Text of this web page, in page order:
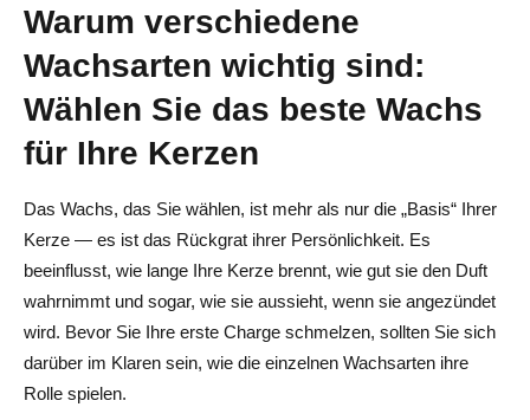
Nasse Stellen auf Glas
Testen Sie Ihre Kerze, bevor Sie sie verkaufen oder
verschenken
So lagern Sie Ihre fertigen Kerzen für maximale Qualität
Sicherheit geht vor + Nachhaltiges Aufräumen: Tipps zur
Herstellung grüner Kerzen
Sichere Praktiken zur Kerzenherstellung
Umweltfreundliche Entscheidungen
Aufräumen ohne Chaos
Warum verschiedene
Wachsarten wichtig sind:
Wählen Sie das beste Wachs
für Ihre Kerzen
Das Wachs, das Sie wählen, ist mehr als nur die „Basis“ Ihrer
Kerze — es ist das Rückgrat ihrer Persönlichkeit. Es
beeinflusst, wie lange Ihre Kerze brennt, wie gut sie den Duft
wahrnimmt und sogar, wie sie aussieht, wenn sie angezündet
wird. Bevor Sie Ihre erste Charge schmelzen, sollten Sie sich
darüber im Klaren sein, wie die einzelnen Wachsarten ihre
Rolle spielen.